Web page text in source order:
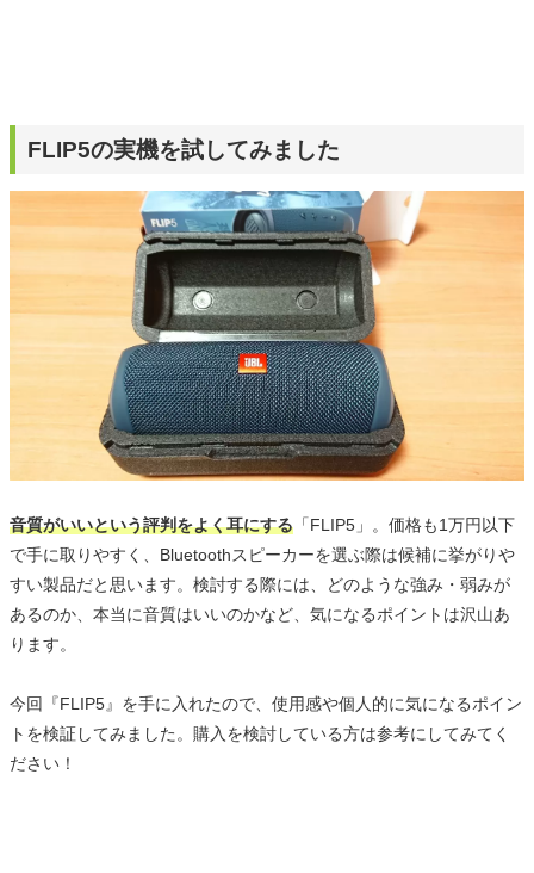
FLIP5の実機を試してみました
音質がいいという評判をよく耳にする 「FLIP5」。価格も1万円以下
で手に取りやすく、Bluetoothスピーカーを選ぶ際は候補に挙がりや
すい製品だと思います。検討する際には、どのような強み・弱みが
あるのか、本当に音質はいいのかなど、気になるポイントは沢山あ
ります。
今回『FLIP5』を手に入れたので、使用感や個人的に気になるポイン
トを検証してみました。購入を検討している方は参考にしてみてく
ださい！